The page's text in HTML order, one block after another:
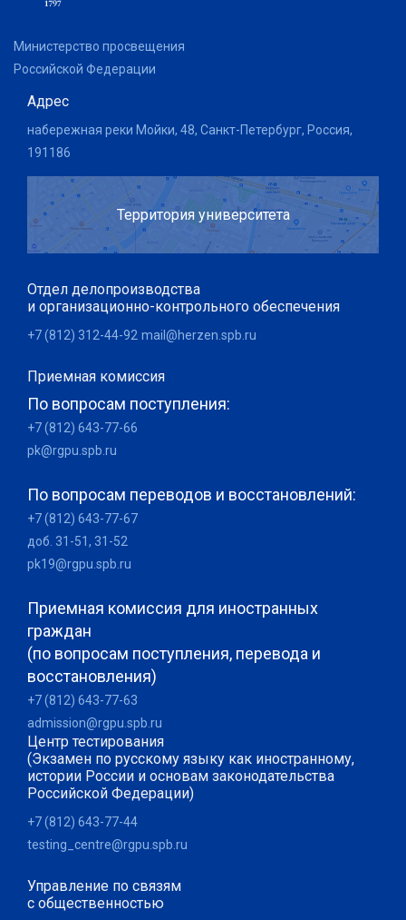
Министерство просвещения
Российской Федерации
Адрес
набережная реки Мойки, 48, Санкт-Петербург, Россия,
191186
Территория университета
Отдел делопроизводства
и организационно-контрольного обеспечения
+7 (812) 312-44-92 mail@herzen.spb.ru
Приемная комиссия
По вопросам поступления:
+7 (812) 643-77-66
pk@rgpu.spb.ru
По вопросам переводов и восстановлений:
+7 (812) 643-77-67
доб. 31-51, 31-52
pk19@rgpu.spb.ru
Приемная комиссия для иностранных
граждан
(по вопросам поступления, перевода и
восстановления)
+7 (812) 643-77-63
admission@rgpu.spb.ru
Центр тестирования
(Экзамен по русскому языку как иностранному,
истории России и основам законодательства
Российской Федерации)
+7 (812) 643-77-44
testing_centre@rgpu.spb.ru
Управление по связям
с общественностью